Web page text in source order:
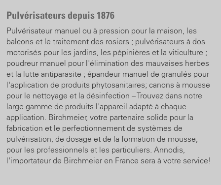
Pulvérisateurs depuis 1876
Pulvérisateur manuel ou à pression pour la maison, les
balcons et le traitement des rosiers ; pulvérisateurs à dos
motorisés pour les jardins, les pépinières et la viticulture ;
poudreur manuel pour l'élimination des mauvaises herbes
et la lutte antiparasite ; épandeur manuel de granulés pour
l'application de produits phytosanitaires; canons à mousse
pour le nettoyage et la désinfection – Trouvez dans notre
large gamme de produits l'appareil adapté à chaque
application. Birchmeier, votre partenaire solide pour la
fabrication et le perfectionnement de systèmes de
pulvérisation, de dosage et de la formation de mousse,
pour les professionnels et les particuliers. Annodis,
l'importateur de Birchmeier en France sera à votre service!